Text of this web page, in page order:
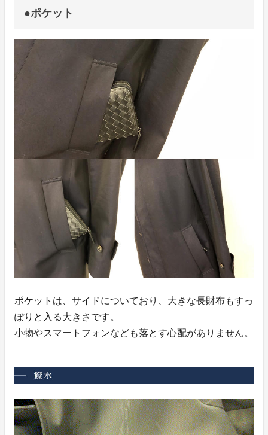
●ポケット
ポケットは、サイドについており、大きな長財布もすっ
ぽりと入る大きさです。
小物やスマートフォンなども落とす心配がありません。